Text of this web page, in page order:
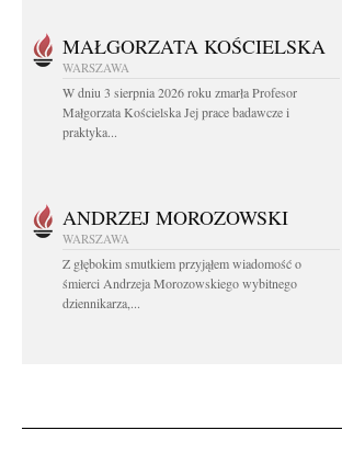
MAŁGORZATA KOŚCIELSKA
WARSZAWA
W dniu 3 sierpnia 2026 roku zmarła Profesor
Małgorzata Kościelska Jej prace badawcze i
praktyka...
ANDRZEJ MOROZOWSKI
WARSZAWA
Z głębokim smutkiem przyjąłem wiadomość o
śmierci Andrzeja Morozowskiego wybitnego
dziennikarza,...